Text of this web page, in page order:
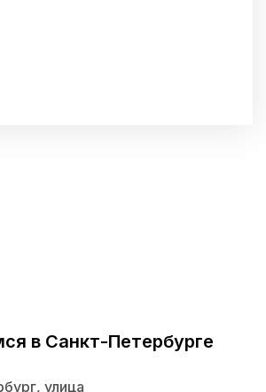
в Санкт-Петербурге
улица